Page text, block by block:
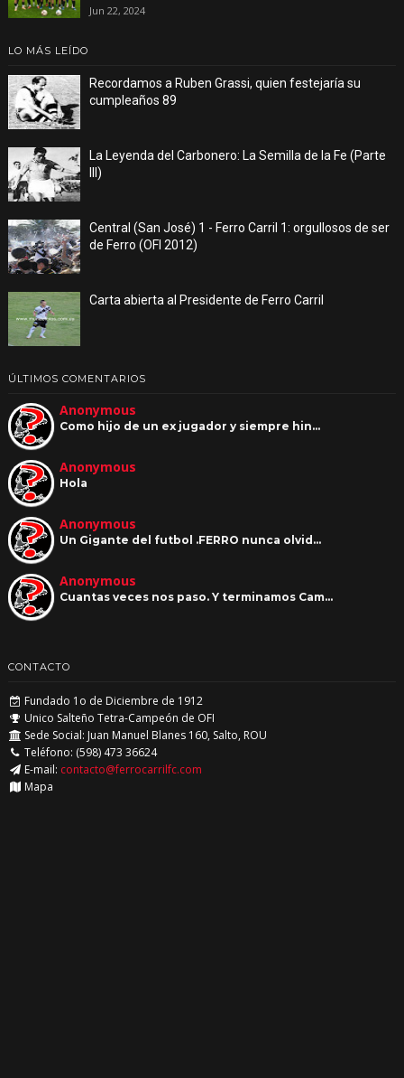
Jun 22, 2024
LO MÁS LEÍDO
Recordamos a Ruben Grassi, quien festejaría su
cumpleaños 89
La Leyenda del Carbonero: La Semilla de la Fe (Parte
III)
Central (San José) 1 - Ferro Carril 1: orgullosos de ser
de Ferro (OFI 2012)
Carta abierta al Presidente de Ferro Carril
ÚLTIMOS COMENTARIOS
Anonymous
Como hijo de un ex jugador y siempre hin…
Anonymous
Hola
Anonymous
Un Gigante del futbol .FERRO nunca olvid…
Anonymous
Cuantas veces nos paso. Y terminamos Cam…
CONTACTO
Fundado 1o de Diciembre de 1912
Unico Salteño Tetra-Campeón de OFI
Sede Social: Juan Manuel Blanes 160, Salto, ROU
Teléfono: (598) 473 36624
E-mail: contacto@ferrocarrilfc.com
Mapa